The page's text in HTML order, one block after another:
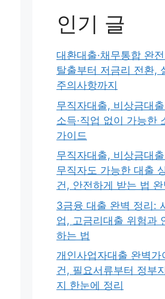
인기 글
대환대출·채무통합 완
탈출부터 저금리 전환,
주의사항까지
무직자대출, 비상금대
소득·직업 없이 가능한
가이드
무직자대출, 비상금대
무직자도 가능한 대출
건, 안전하게 받는 법 완
3금융 대출 완벽 정리:
업, 고금리대출 위험과
하는 법
개인사업자대출 완벽가
건, 필요서류부터 정부
지 한눈에 정리